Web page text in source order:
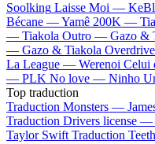
Soolking Laisse Moi —
Bécane —Yamê 200K —
— Tiakola Outro — Gazo &
— Gazo & Tiakola
La League — Werenoi Celui
— PLK No love — Ninho
Top traduction
Traduction Monsters —
Traduction Drivers license —
Taylor Swift Traduction